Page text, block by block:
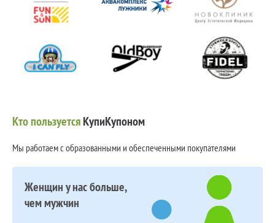
Кто пользуетсяКупиКупоном
Мы работаем с образованными и обеспеченными покупателями
Женщин у нас больше,
чем мужчин